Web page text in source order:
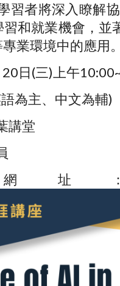
習者將深入瞭解
和就業機會，
業環境中的應用。
日(三)上午
為主、中文為輔)
講堂
址